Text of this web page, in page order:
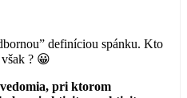
definíciou spánku. Kto
? 😀
pri ktorom